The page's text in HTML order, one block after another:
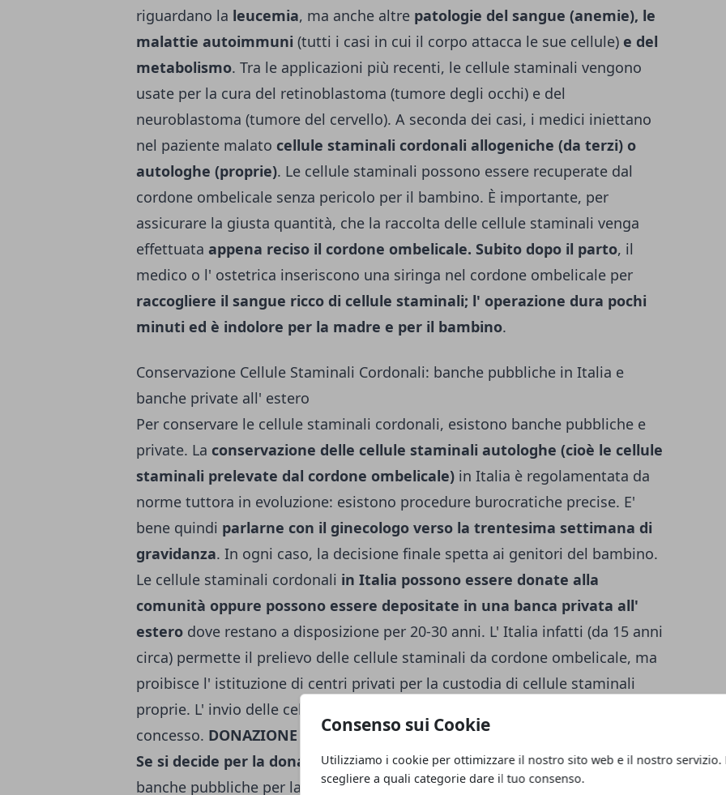
Consenso sui Cookie
Utilizziamo i cookie per ottimizzare il nostro sito web e il nostro servizio.
scegliere a quali categorie dare il tuo consenso.
riguardano la leucemia, ma anche altre patologie del sangue (anemie), le
malattie autoimmuni (tutti i casi in cui il corpo attacca le sue cellule) e del
metabolismo. Tra le applicazioni più recenti, le cellule staminali vengono
usate per la cura del retinoblastoma (tumore degli occhi) e del
neuroblastoma (tumore del cervello). A seconda dei casi, i medici iniettano
nel paziente malato cellule staminali cordonali allogeniche (da terzi) o
autologhe (proprie). Le cellule staminali possono essere recuperate dal
cordone ombelicale senza pericolo per il bambino. È importante, per
assicurare la giusta quantità, che la raccolta delle cellule staminali venga
effettuata appena reciso il cordone ombelicale. Subito dopo il parto, il
medico o l' ostetrica inseriscono una siringa nel cordone ombelicale per
raccogliere il sangue ricco di cellule staminali; l' operazione dura pochi
minuti ed è indolore per la madre e per il bambino.
Conservazione Cellule Staminali Cordonali: banche pubbliche in Italia e
banche private all' estero
Per conservare le cellule staminali cordonali, esistono banche pubbliche e
private. La conservazione delle cellule staminali autologhe (cioè le cellule
staminali prelevate dal cordone ombelicale) in Italia è regolamentata da
norme tuttora in evoluzione: esistono procedure burocratiche precise. E'
bene quindi parlarne con il ginecologo verso la trentesima settimana di
gravidanza. In ogni caso, la decisione finale spetta ai genitori del bambino.
Le cellule staminali cordonali in Italia possono essere donate alla
comunità oppure possono essere depositate in una banca privata all'
estero dove restano a disposizione per 20-30 anni. L' Italia infatti (da 15 anni
circa) permette il prelievo delle cellule staminali da cordone ombelicale, ma
proibisce l' istituzione di centri privati per la custodia di cellule staminali
proprie. L' invio delle cellule staminali cordonali a banche straniere invece è
concesso. DONAZIONE DELLE CELLULE STAMINALI CORDONALI IN ITALIA
Se si decide per la donazione, in Italia operano 17 Cord Blood Bank:
banche pubbliche per la raccolta di cellule staminali cordonali, collegate a